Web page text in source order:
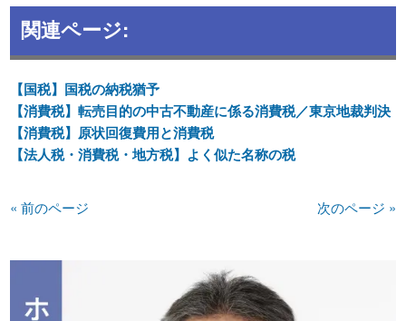
関連ページ:
【国税】国税の納税猶予
【消費税】転売目的の中古不動産に係る消費税／東京地裁判決
【消費税】原状回復費用と消費税
【法人税・消費税・地方税】よく似た名称の税
« 前のページ 次のページ »